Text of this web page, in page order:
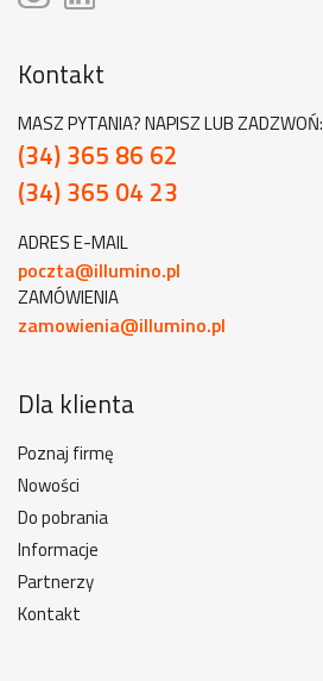
Kontakt
MASZ PYTANIA? NAPISZ LUB ZADZWOŃ:
(34) 365 86 62
(34) 365 04 23
ADRES E-MAIL
poczta@illumino.pl
ZAMÓWIENIA
zamowienia@illumino.pl
Dla klienta
Poznaj firmę
Nowości
Do pobrania
Informacje
Partnerzy
Kontakt